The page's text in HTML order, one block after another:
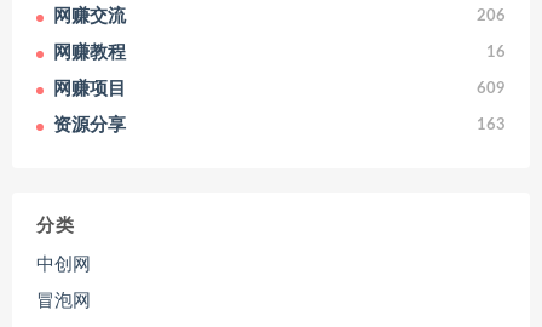
网赚交流 206
网赚教程 16
网赚项目 609
资源分享 163
分类
中创网
冒泡网